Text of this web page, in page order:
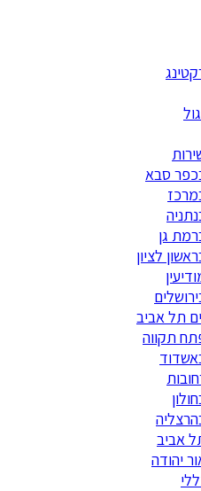
סבא
גן
לציון
תל אביב
תקווה
אביב
יהודה